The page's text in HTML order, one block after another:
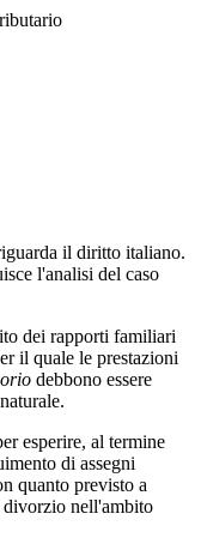
il diritto italiano.
l'analisi del caso
dei rapporti familiari
il quale le prestazioni
debbono essere
esperire, al termine
di assegni
quanto previsto a
divorzio nell'ambito